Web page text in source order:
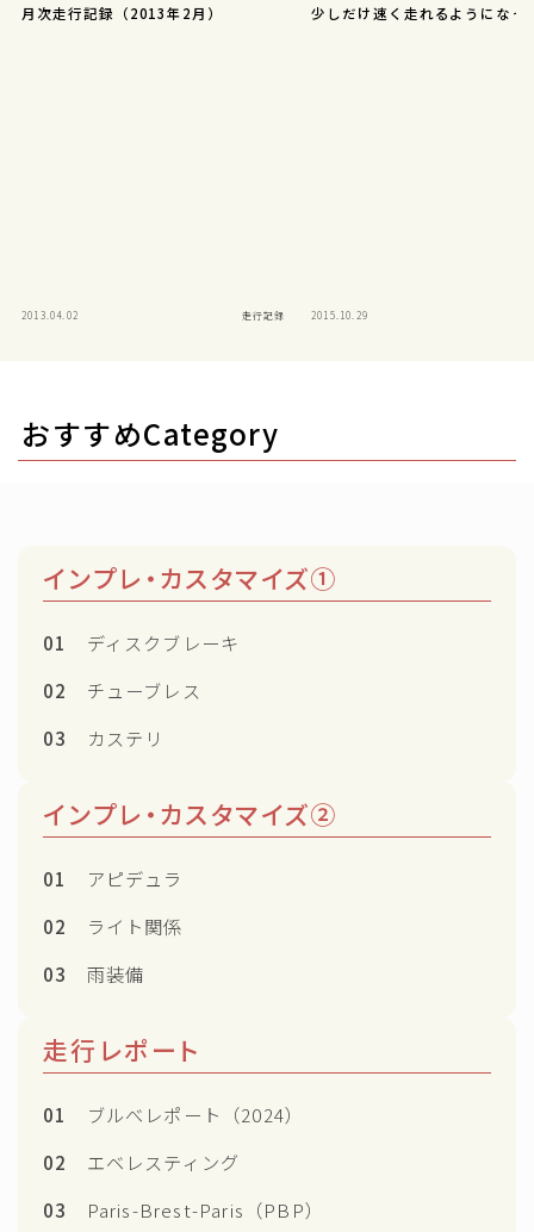
月次走行記録（2013年2月）
2013.04.02 走行記録
少しだけ速く走れるようになっ
2015.10.29
おすすめCategory
インプレ・カスタマイズ①
01
ディスクブレーキ
02
チューブレス
03
カステリ
インプレ・カスタマイズ②
01
アピデュラ
02
ライト関係
03
雨装備
走行レポート
01
ブルべレポート（2024）
02
エベレスティング
03
Paris-Brest-Paris（PBP）